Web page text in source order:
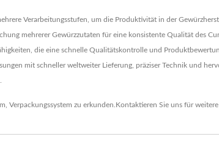
Verarbeitungsstufen, um die Produktivität in der
mehrerer Gewürzzutaten für eine konsistente Qualität des
die eine schnelle Qualitätskontrolle und
mit schneller weltweiter Lieferung, präziser Technik und
, Verpackungssystem zu erkunden. Kontaktieren Sie uns für